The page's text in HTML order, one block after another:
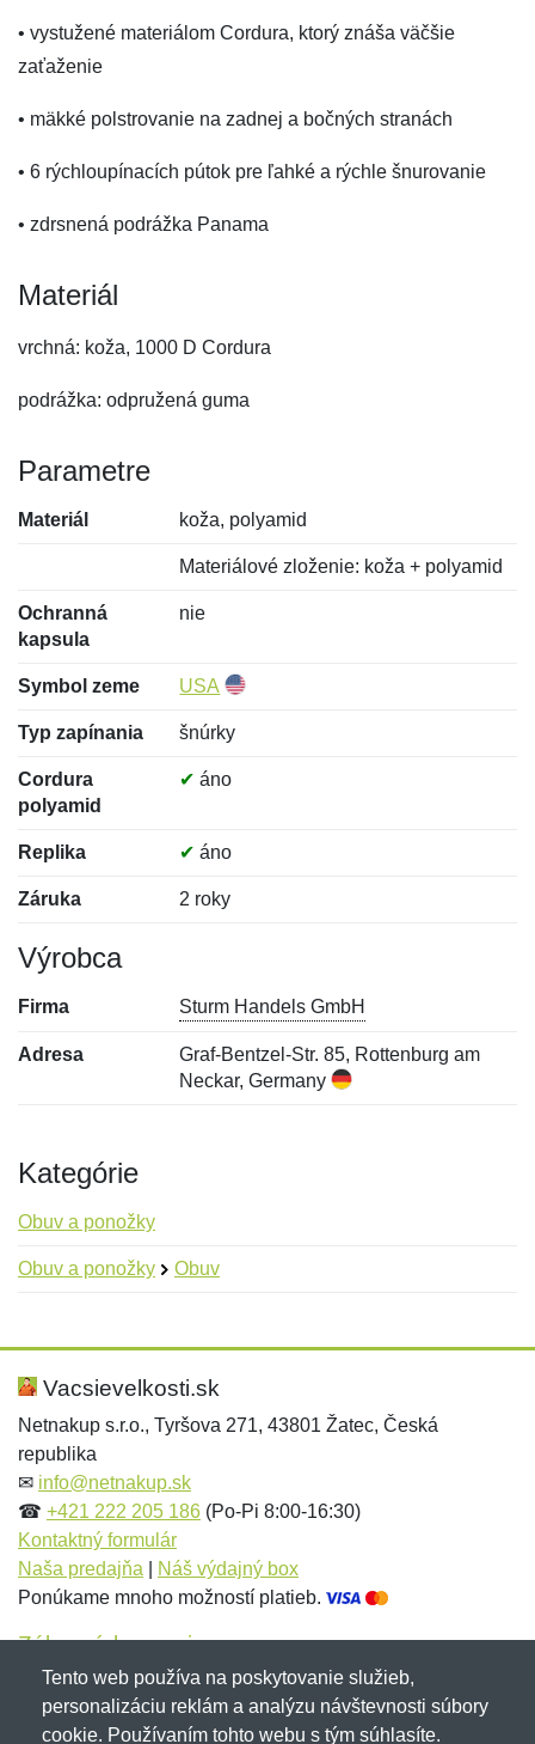
• vystužené materiálom Cordura, ktorý znáša väčšie
zaťaženie
• mäkké polstrovanie na zadnej a bočných stranách
• 6 rýchloupínacích pútok pre ľahké a rýchle šnurovanie
• zdrsnená podrážka Panama
Materiál
vrchná: koža, 1000 D Cordura
podrážka: odpružená guma
Parametre
Materiál koža, polyamid
Materiálové zloženie: koža + polyamid
Ochranná
kapsula
nie
Symbol zeme USA
Typ zapínania šnúrky
Cordura
polyamid
✔ áno
Replika ✔ áno
Záruka 2 roky
Výrobca
Firma Sturm Handels GmbH
Adresa
Graf-Bentzel-Str. 85, Rottenburg am
Neckar, Germany
Kategórie
Obuv a ponožky
Obuv a ponožky Obuv
Hodnotenie:
Meno:*
E-mail:
Správa*
Meno:
E-mail:*
Správa*
Vacsievelkosti.sk
Netnakup s.r.o., Tyršova 271, 43801 Žatec, Česká
republika
✉ info@netnakup.sk
☎ +421 222 205 186 (Po-Pi 8:00-16:30)
Kontaktný formulár
Naša predajňa
Náš výdajný box
Ponúkame mnoho možností platieb.
Zákaznícky servis
Novinky emailom
Tento web používa na poskytovanie služieb,
personalizáciu reklám a analýzu návštevnosti súbory
cookie. Používaním tohto webu s tým súhlasíte.